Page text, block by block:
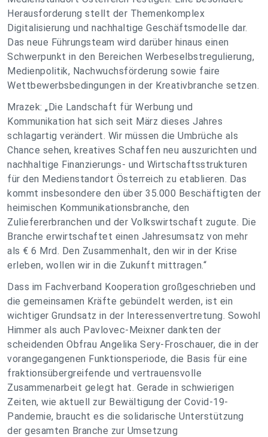
Herausforderung stellt der Themenkomplex
Digitalisierung und nachhaltige Geschäftsmodelle dar.
Das neue Führungsteam wird darüber hinaus einen
Schwerpunkt in den Bereichen Werbeselbstregulierung,
Medienpolitik, Nachwuchsförderung sowie faire
Wettbewerbsbedingungen in der Kreativbranche setzen.
Mrazek: „Die Landschaft für Werbung und
Kommunikation hat sich seit März dieses Jahres
schlagartig verändert. Wir müssen die Umbrüche als
Chance sehen, kreatives Schaffen neu auszurichten und
nachhaltige Finanzierungs- und Wirtschaftsstrukturen
für den Medienstandort Österreich zu etablieren. Das
kommt insbesondere den über 35.000 Beschäftigten der
heimischen Kommunikationsbranche, den
Zuliefererbranchen und der Volkswirtschaft zugute. Die
Branche erwirtschaftet einen Jahresumsatz von mehr
als € 6 Mrd. Den Zusammenhalt, den wir in der Krise
erleben, wollen wir in die Zukunft mittragen.“
Dass im Fachverband Kooperation großgeschrieben und
die gemeinsamen Kräfte gebündelt werden, ist ein
wichtiger Grundsatz in der Interessenvertretung. Sowohl
Himmer als auch Pavlovec-Meixner dankten der
scheidenden Obfrau Angelika Sery-Froschauer, die in der
vorangegangenen Funktionsperiode, die Basis für eine
fraktionsübergreifende und vertrauensvolle
Zusammenarbeit gelegt hat. Gerade in schwierigen
Zeiten, wie aktuell zur Bewältigung der Covid-19-
Pandemie, braucht es die solidarische Unterstützung
der gesamten Branche zur Umsetzung